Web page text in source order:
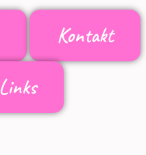
Kontakt
Links